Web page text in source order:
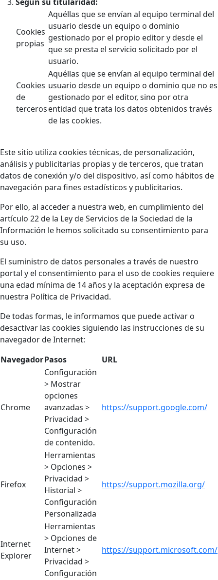
Cookies
propias
Aquéllas que se envían al equipo terminal del
usuario desde un equipo o dominio
gestionado por el propio editor y desde el
que se presta el servicio solicitado por el
usuario.
Cookies
de
terceros
Aquéllas que se envían al equipo terminal del
usuario desde un equipo o dominio que no es
gestionado por el editor, sino por otra
entidad que trata los datos obtenidos través
de las cookies.
Este sitio utiliza cookies técnicas, de personalización,
análisis y publicitarias propias y de terceros, que tratan
datos de conexión y/o del dispositivo, así como hábitos de
navegación para fines estadísticos y publicitarios.
Por ello, al acceder a nuestra web, en cumplimiento del
artículo 22 de la Ley de Servicios de la Sociedad de la
Información le hemos solicitado su consentimiento para
su uso.
El suministro de datos personales a través de nuestro
portal y el consentimiento para el uso de cookies requiere
una edad mínima de 14 años y la aceptación expresa de
nuestra Política de Privacidad.
De todas formas, le informamos que puede activar o
desactivar las cookies siguiendo las instrucciones de su
navegador de Internet:
NavegadorPasos URL
Chrome
Configuración
> Mostrar
opciones
avanzadas >
Privacidad >
Configuración
de contenido.
https://support.google.com/
Firefox
Herramientas
> Opciones >
Privacidad >
Historial >
Configuración
Personalizada
https://support.mozilla.org/
Internet
Explorer
Herramientas
> Opciones de
Internet >
Privacidad >
Configuración
https://support.microsoft.com/